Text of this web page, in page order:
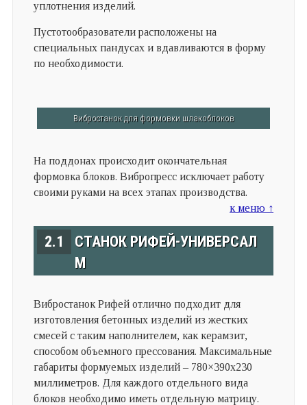
уплотнения изделий.
Пустотообразователи расположены на
специальных пандусах и вдавливаются в форму
по необходимости.
Вибростанок для формовки шлакоблоков
На поддонах происходит окончательная
формовка блоков. Вибропресс исключает работу
своими руками на всех этапах производства.
к меню ↑
2.1
СТАНОК РИФЕЙ-УНИВЕРСАЛ
М
Вибростанок Рифей отлично подходит для
изготовления бетонных изделий из жестких
смесей с таким наполнителем, как керамзит,
способом объемного прессования. Максимальные
габариты формуемых изделий – 780×390х230
миллиметров. Для каждого отдельного вида
блоков необходимо иметь отдельную матрицу.